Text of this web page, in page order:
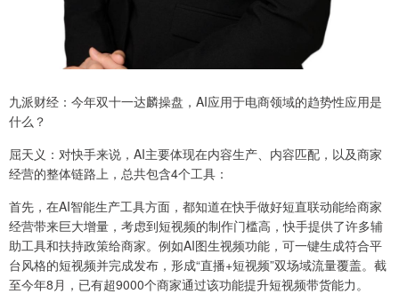
九派财经：今年双十一达麟操盘，AI应用于电商领域的趋势性应用是
什么？
屈天义：对快手来说，AI主要体现在内容生产、内容匹配，以及商家
经营的整体链路上，总共包含4个工具：
首先，在AI智能生产工具方面，都知道在快手做好短直联动能给商家
经营带来巨大增量，考虑到短视频的制作门槛高，快手提供了许多辅
助工具和扶持政策给商家。例如AI图生视频功能，可一键生成符合平
台风格的短视频并完成发布，形成“直播+短视频”双场域流量覆盖。截
至今年8月，已有超9000个商家通过该功能提升短视频带货能力。